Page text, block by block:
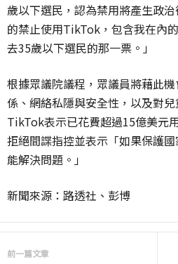
歲以下選民，認為禁用將產生政
的禁止使用TikTok ，包含我在內
去35歲以下選民的那一票。」
根據眾議院議程，眾議員將藉此
係、網絡私隱與安全性，以及對
TikTok表示已花費超過15億美元
拒絕間諜指控並表示「如果保護
能解決問題。」
新聞來源：路透社、彭博
前一篇文章